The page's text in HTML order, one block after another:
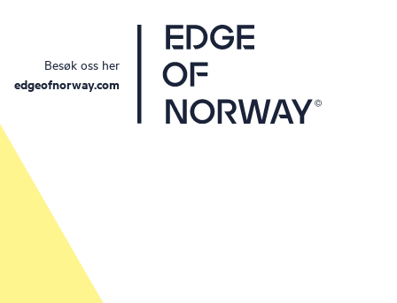
Besøk oss her
edgeofnorway.com